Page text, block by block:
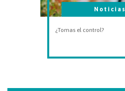
Noticias
¿Tomas el control?